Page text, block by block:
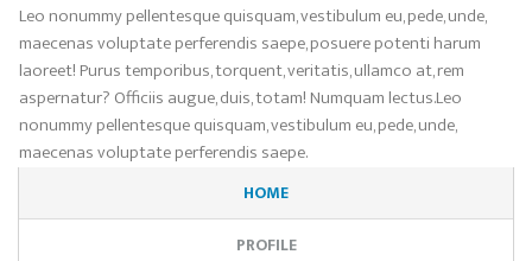
Leo nonummy pellentesque quisquam, vestibulum eu, pede, unde,
maecenas voluptate perferendis saepe, posuere potenti harum
laoreet! Purus temporibus, torquent, veritatis, ullamco at, rem
aspernatur? Officiis augue, duis, totam! Numquam lectus.Leo
nonummy pellentesque quisquam, vestibulum eu, pede, unde,
maecenas voluptate perferendis saepe.
HOME
PROFILE